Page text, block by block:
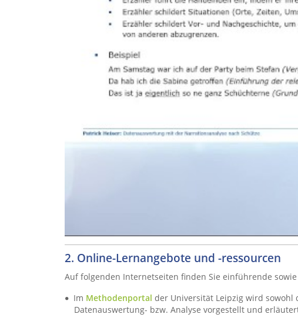
2. Online-Lernangebote und -ressourcen
Auf folgenden Internetseiten finden Sie einführende
Im Methodenportal der Universität Leipzig wird sowohl
Datenauswertung- bzw. Analyse vorgestellt und